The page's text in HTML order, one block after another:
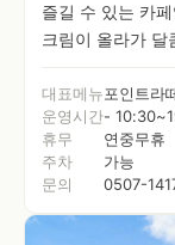
즐길 수 있는 카
크림이 올라가 달
대표메뉴포인트라
운영시간-
휴무
연중무휴
주차
가능
문의
0507-